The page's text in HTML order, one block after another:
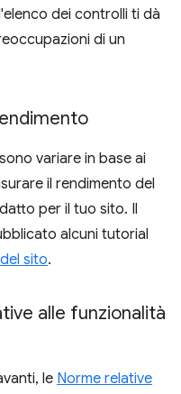
dei controlli ti dà
di un
variare in base ai
il rendimento del
per il tuo sito. Il
alcuni tutorial
sito.
alle funzionalità
le Norme relative